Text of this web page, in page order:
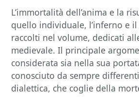
L’immortalità dell’anima e la
quello individuale, l’inferno e
raccolti nel volume, dedicati
medievale. Il principale
considerata sia nella sua
conosciuto da sempre
dialettica, che coglie della